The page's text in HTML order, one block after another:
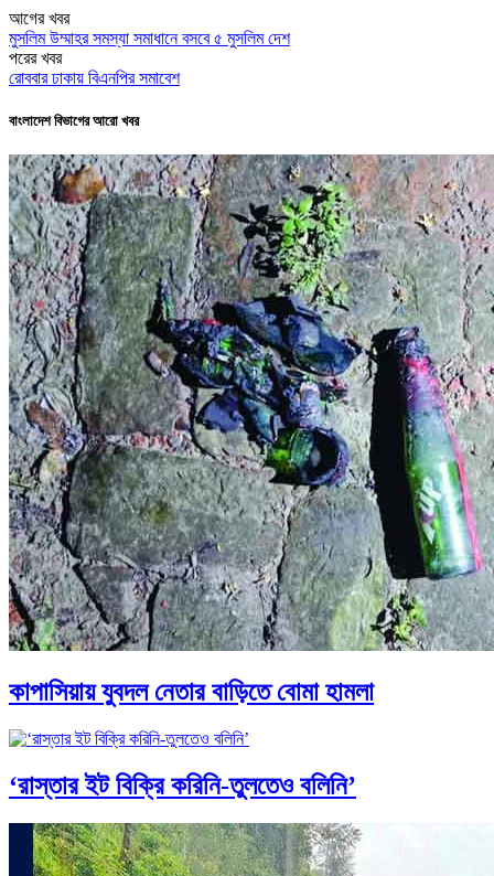
আগের খবর
মুসলিম উম্মাহর সমস্যা সমাধানে বসবে ৫ মুসলিম দেশ
পরের খবর
রোববার ঢাকায় বিএনপির সমাবেশ
বাংলাদেশ বিভাগের আরো খবর
কাপাসিয়ায় যুবদল নেতার বাড়িতে বোমা হামলা
‘রাস্তার ইট বিক্রি করিনি-তুলতেও বলিনি’